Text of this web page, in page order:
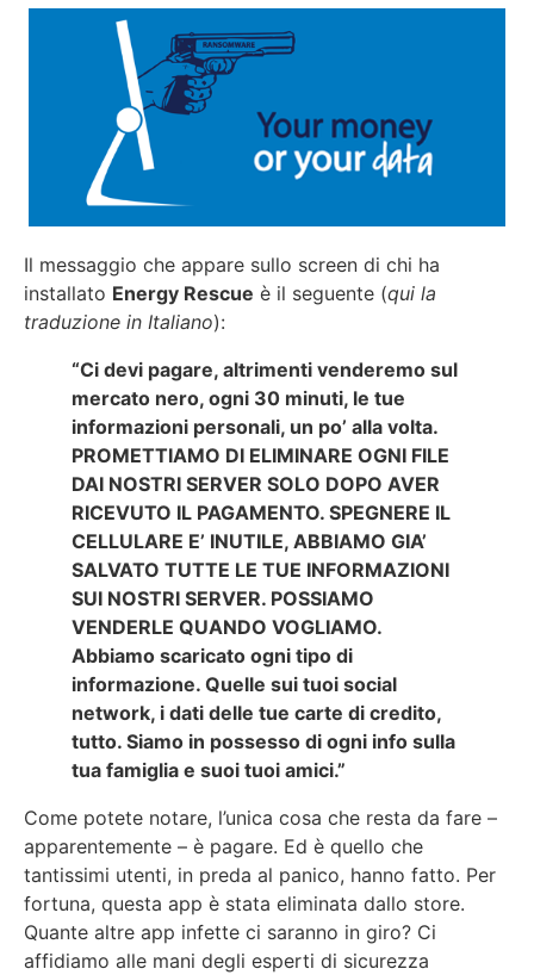
Il messaggio che appare sullo screen di chi ha
installato Energy Rescue è il seguente (qui la
traduzione in Italiano):
“Ci devi pagare, altrimenti venderemo sul
mercato nero, ogni 30 minuti, le tue
informazioni personali, un po’ alla volta.
PROMETTIAMO DI ELIMINARE OGNI FILE
DAI NOSTRI SERVER SOLO DOPO AVER
RICEVUTO IL PAGAMENTO. SPEGNERE IL
CELLULARE E’ INUTILE, ABBIAMO GIA’
SALVATO TUTTE LE TUE INFORMAZIONI
SUI NOSTRI SERVER. POSSIAMO
VENDERLE QUANDO VOGLIAMO.
Abbiamo scaricato ogni tipo di
informazione. Quelle sui tuoi social
network, i dati delle tue carte di credito,
tutto. Siamo in possesso di ogni info sulla
tua famiglia e suoi tuoi amici.”
Come potete notare, l’unica cosa che resta da fare –
apparentemente – è pagare. Ed è quello che
tantissimi utenti, in preda al panico, hanno fatto. Per
fortuna, questa app è stata eliminata dallo store.
Quante altre app infette ci saranno in giro? Ci
affidiamo alle mani degli esperti di sicurezza